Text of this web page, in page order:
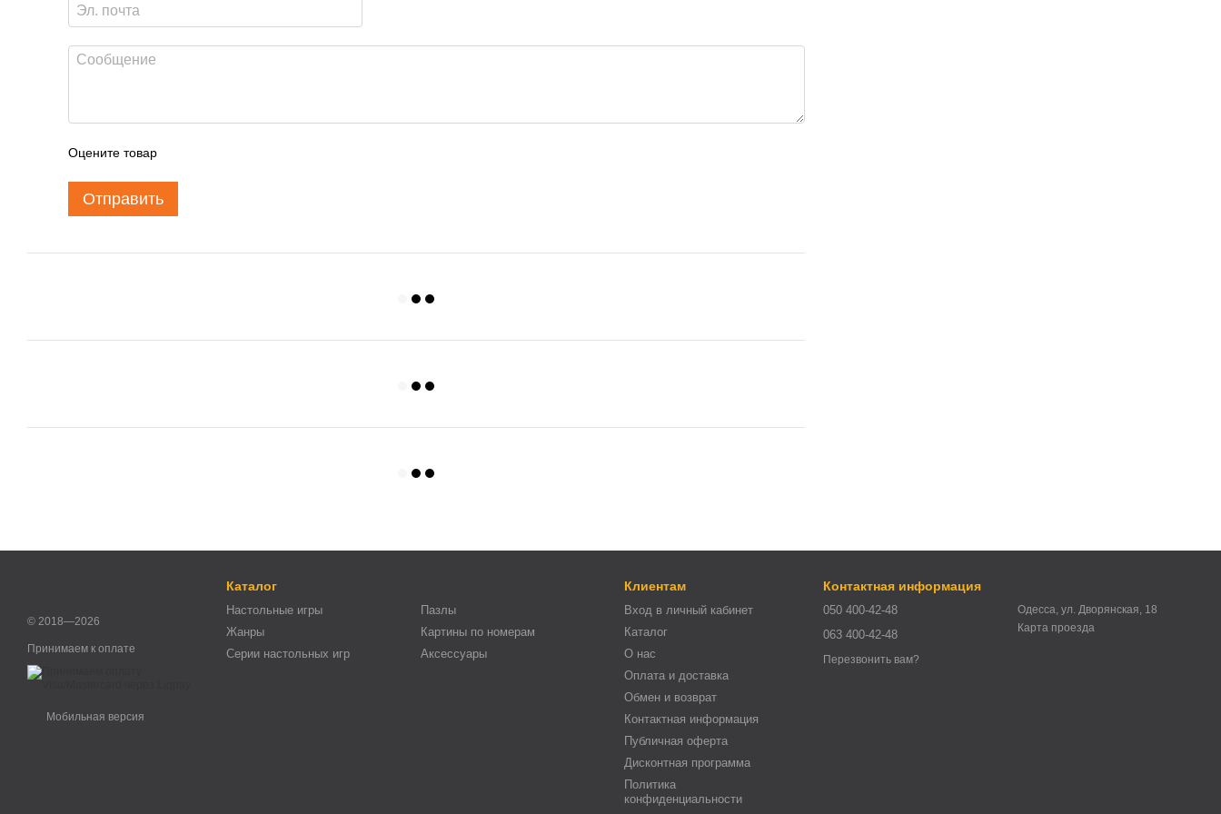
Оцените товар
Отправить
© 2018—2026
Принимаем к оплате
Мобильная версия
Каталог
Настольные игры
Жанры
Серии настольных игр
Пазлы
Картины по номерам
Аксессуары
Клиентам
Вход в личный кабинет
Каталог
О нас
Оплата и доставка
Обмен и возврат
Контактная информация
Публичная оферта
Дисконтная программа
Политика
конфиденциальности
Контактная информация
050 400-42-48
063 400-42-48
Перезвонить вам?
Одесса, ул. Дворянская, 18
Карта проезда